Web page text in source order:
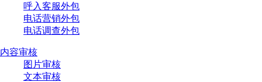
呼入客服外包
电话营销外包
电话调查外包
内容审核
图片审核
文本审核